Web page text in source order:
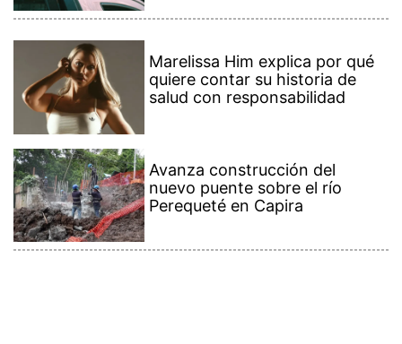
Marelissa Him explica por qué
quiere contar su historia de
salud con responsabilidad
Avanza construcción del
nuevo puente sobre el río
Perequeté en Capira